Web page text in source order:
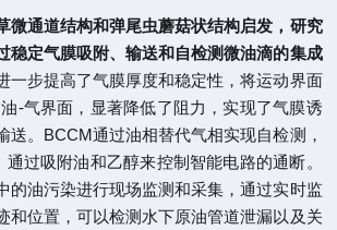
微通道结构和弹尾虫蘑菇状结构启发，研究
稳定气膜吸附、输送和自检测微油滴的集成
一步提高了气膜厚度和稳定性，将运动界面
-气界面，显著降低了阻力，实现了气膜诱
送。BCCM通过油相替代气相实现自检测，
通过吸附油和乙醇来控制智能电路的通断。
的油污染进行现场监测和采集，通过实时监
和位置，可以检测水下原油管道泄漏以及关